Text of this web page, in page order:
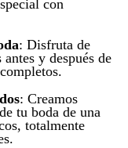
con
: Disfruta de
y después de
: Creamos
tu boda de una
totalmente